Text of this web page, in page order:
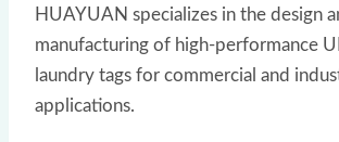
HUAYUAN specializes in the design
manufacturing of high-performance
laundry tags for commercial and
applications.